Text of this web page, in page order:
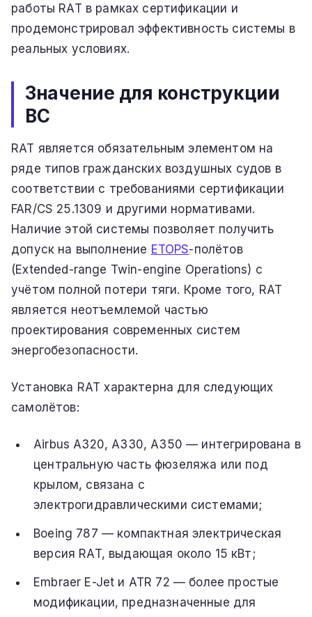
работы RAT в рамках сертификации и
продемонстрировал эффективность системы в
реальных условиях.
Значение для конструкции
ВС
RAT является обязательным элементом на
ряде типов гражданских воздушных судов в
соответствии с требованиями сертификации
FAR/CS 25.1309 и другими нормативами.
Наличие этой системы позволяет получить
допуск на выполнение ETOPS-полётов
(Extended-range Twin-engine Operations) с
учётом полной потери тяги. Кроме того, RAT
является неотъемлемой частью
проектирования современных систем
энергобезопасности.
Установка RAT характерна для следующих
самолётов:
Airbus A320, A330, A350 — интегрирована в
центральную часть фюзеляжа или под
крылом, связана с
электрогидравлическими системами;
Boeing 787 — компактная электрическая
версия RAT, выдающая около 15 кВт;
Embraer E-Jet и ATR 72 — более простые
модификации, предназначенные для